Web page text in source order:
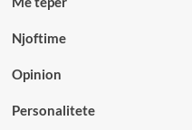
Njoftime
Opinion
Personalitete